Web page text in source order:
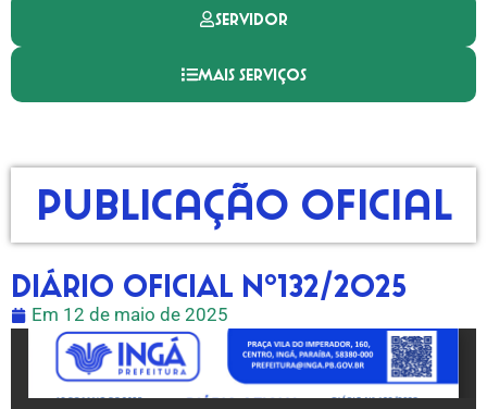
SERVIDOR
MAIS SERVIÇOS
Publicação Oficial
DIÁRIO OFICIAL Nº132/2025
Em 12 de maio de 2025